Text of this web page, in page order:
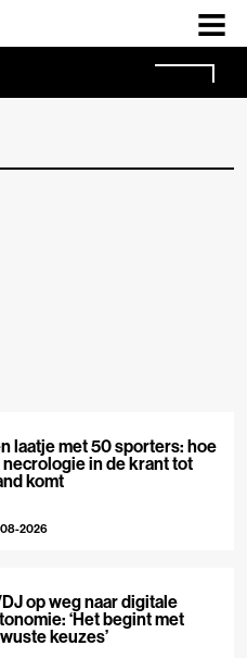
laatje met 50 sporters: hoe
necrologie in de krant tot
komt
2026
op weg naar digitale
‘Het begint met
keuzes’